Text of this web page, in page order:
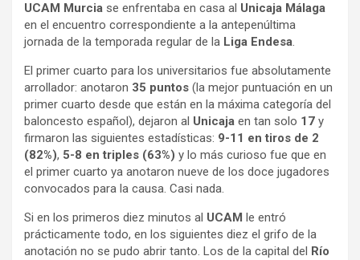
UCAM Murcia se enfrentaba en casa al Unicaja Málaga
en el encuentro correspondiente a la antepenúltima
jornada de la temporada regular de la Liga Endesa.
El primer cuarto para los universitarios fue absolutamente
arrollador: anotaron 35 puntos (la mejor puntuación en un
primer cuarto desde que están en la máxima categoría del
baloncesto español), dejaron al Unicaja en tan solo 17 y
firmaron las siguientes estadísticas: 9-11 en tiros de 2
(82%), 5-8 en triples (63%) y lo más curioso fue que en
el primer cuarto ya anotaron nueve de los doce jugadores
convocados para la causa. Casi nada.
Si en los primeros diez minutos al UCAM le entró
prácticamente todo, en los siguientes diez el grifo de la
anotación no se pudo abrir tanto. Los de la capital del
Río